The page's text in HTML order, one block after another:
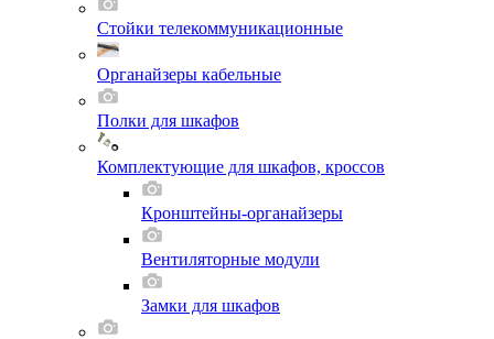
Стойки телекоммуникационные
Органайзеры кабельные
Полки для шкафов
Комплектующие для шкафов, кроссов
Кронштейны-органайзеры
Вентиляторные модули
Замки для шкафов